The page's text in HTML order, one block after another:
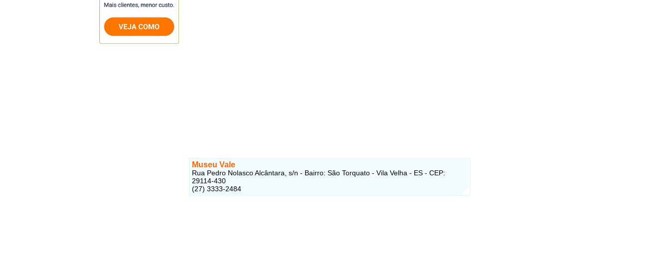
Museu Vale
Rua Pedro Nolasco Alcântara, s/n - Bairro: São Torquato - Vila Velha - ES - CEP:
29114-430
(27) 3333-2484